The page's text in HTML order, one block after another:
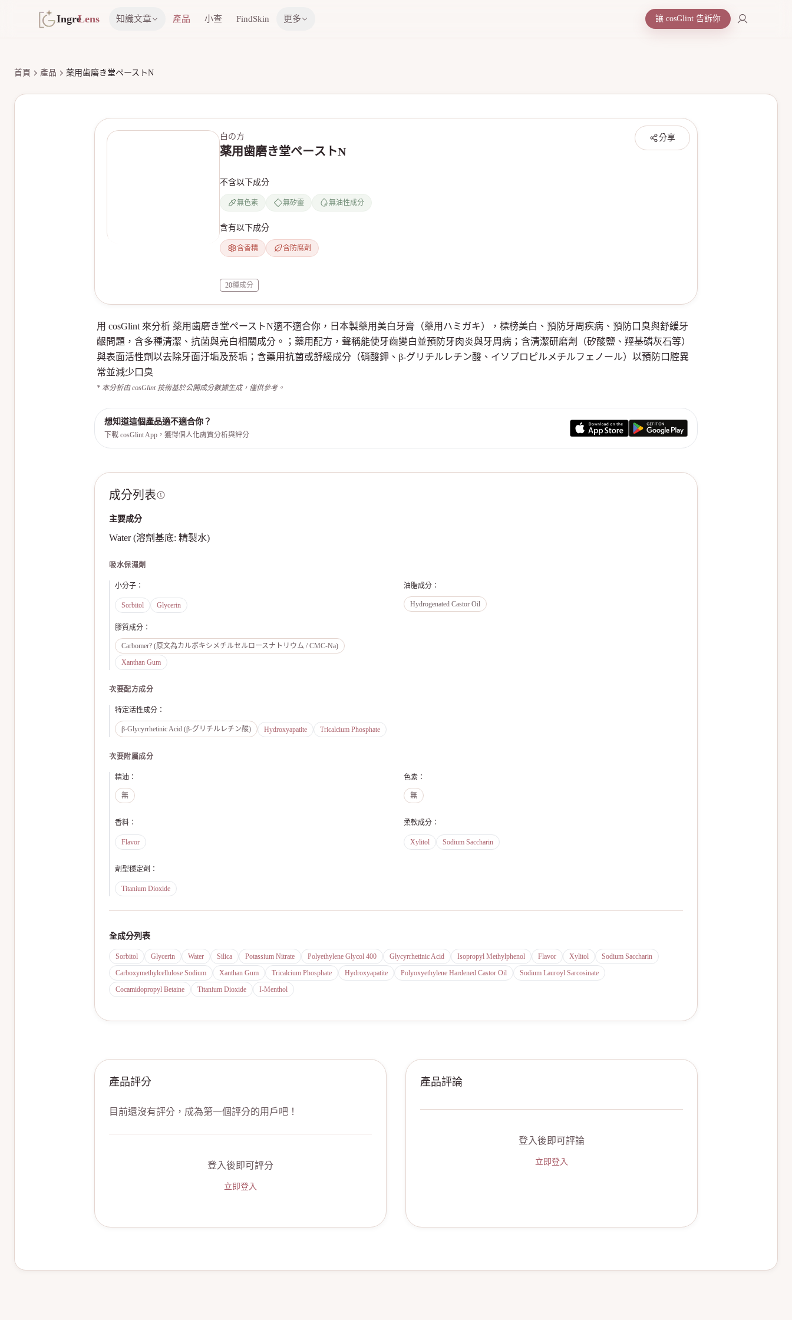
IngreLens 知識文章 產品 小查 FindSkin 更多 讓 cosGlint 告訴你
首頁 產品 薬用歯磨き堂ペーストN
分享
白の方
薬用歯磨き堂ペーストN
不含以下成分
無色素 無矽靈 無油性成分
含有以下成分
含香精 含防腐劑
20種成分
用 cosGlint 來分析 薬用歯磨き堂ペーストN適不適合你，日本製藥用美白牙膏（藥用ハミガキ），標榜美白、預防牙周疾病、預防口臭與舒緩牙
齦問題，含多種清潔、抗菌與亮白相關成分。；藥用配方，聲稱能使牙齒變白並預防牙肉炎與牙周病；含清潔研磨劑（矽酸鹽、羥基磷灰石等）
與表面活性劑以去除牙面汙垢及菸垢；含藥用抗菌或舒緩成分（硝酸鉀、β-グリチルレチン酸、イソプロピルメチルフェノール）以預防口腔異
常並減少口臭
* 本分析由 cosGlint 技術基於公開成分數據生成，僅供參考。
想知道這個產品適不適合你？
下載 cosGlint App，獲得個人化膚質分析與評分
成分列表
主要成分
Water (溶劑基底: 精製水)
吸水保濕劑
小分子 ：
Sorbitol Glycerin
油脂成分 ：
Hydrogenated Castor Oil
膠質成分 ：
Carbomer? (原文為カルボキシメチルセルロースナトリウム / CMC-Na)
Xanthan Gum
次要配方成分
特定活性成分 ：
β-Glycyrrhetinic Acid (β-グリチルレチン酸) Hydroxyapatite Tricalcium Phosphate
次要附屬成分
精油 ：
無
色素 ：
無
香料 ：
Flavor
柔軟成分 ：
Xylitol Sodium Saccharin
劑型穩定劑 ：
Titanium Dioxide
全成分列表
Sorbitol Glycerin Water Silica Potassium Nitrate Polyethylene Glycol 400 Glycyrrhetinic Acid Isopropyl Methylphenol Flavor Xylitol
Sodium Saccharin
Carboxymethylcellulose Sodium
Xanthan Gum Tricalcium Phosphate Hydroxyapatite Polyoxyethylene Hardened Castor Oil
Sodium Lauroyl Sarcosinate
Cocamidopropyl Betaine
Titanium Dioxide I-Menthol
產品評分
目前還沒有評分，成為第一個評分的用戶吧！
登入後即可評分
立即登入
產品評論
登入後即可評論
立即登入